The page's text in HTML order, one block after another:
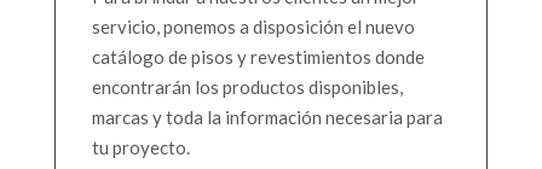
servicio, ponemos a disposición el nuevo
catálogo de pisos y revestimientos donde
encontrarán los productos disponibles,
marcas y toda la información necesaria para
tu proyecto.